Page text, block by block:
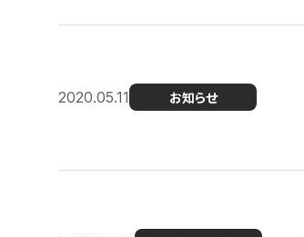
2020.05.11 お知らせ